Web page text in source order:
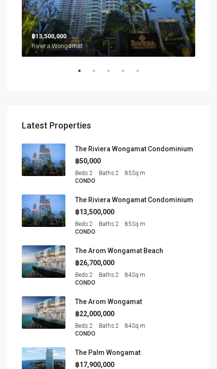
฿13,500,000
Riviera Wongamat
Latest Properties
The Riviera Wongamat Condominium
฿50,000
Beds:2 Baths:2 85Sq m
CONDO
The Riviera Wongamat Condominium
฿13,500,000
Beds:2 Baths:2 85Sq m
CONDO
The Arom Wongamat Beach
฿26,700,000
Beds:2 Baths:2 84Sq m
CONDO
The Arom Wongamat
฿22,000,000
Beds:2 Baths:2 84Sq m
CONDO
The Palm Wongamat
฿17,900,000